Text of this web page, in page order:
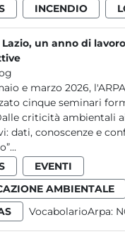
INCENDIO
Lazio, un anno di
e marzo 2026,
cinque seminari
criticità ambientali
dati, conoscenze e
EVENTI
AMBIENTALE
VocabolarioArpa: